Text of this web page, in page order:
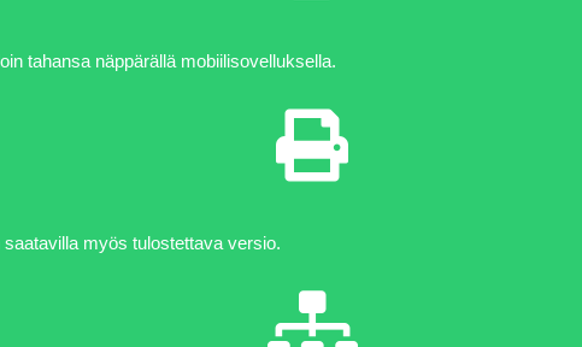
tahansa näppärällä mobiilisovelluksella.
myös tulostettava versio.